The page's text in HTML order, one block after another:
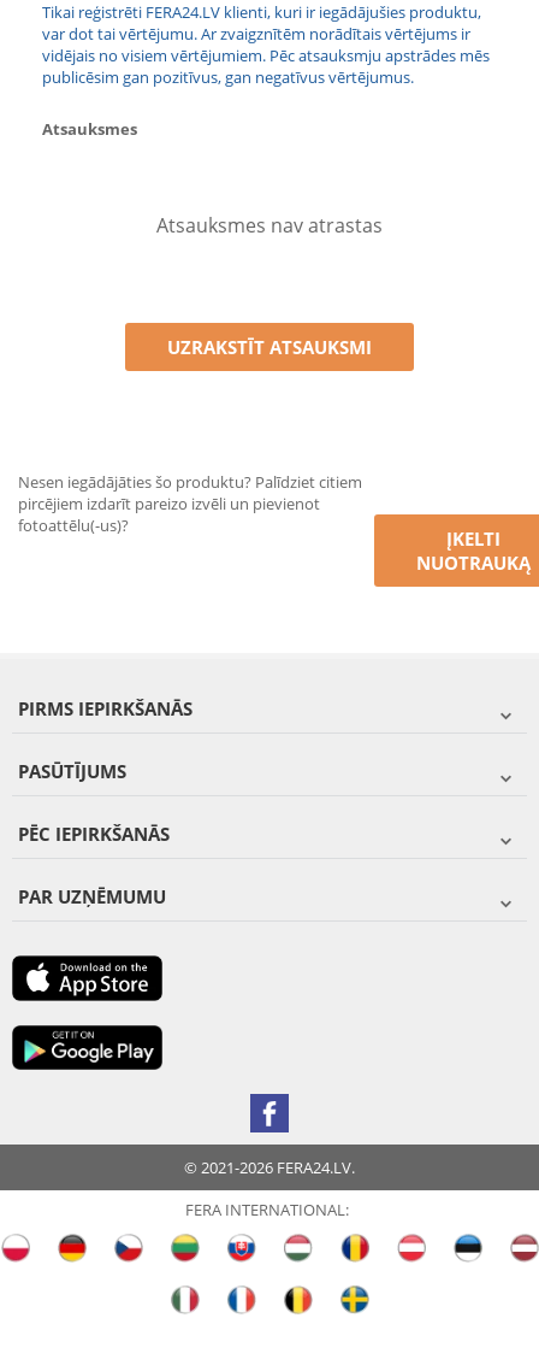
Tikai reģistrēti FERA24.LV klienti, kuri ir iegādājušies produktu,
var dot tai vērtējumu. Ar zvaigznītēm norādītais vērtējums ir
vidējais no visiem vērtējumiem. Pēc atsauksmju apstrādes mēs
publicēsim gan pozitīvus, gan negatīvus vērtējumus.
Atsauksmes
Atsauksmes nav atrastas
UZRAKSTĪT ATSAUKSMI
Nesen iegādājāties šo produktu? Palīdziet citiem
pircējiem izdarīt pareizo izvēli un pievienot
fotoattēlu(-us)?
ĮKELTI
NUOTRAUKĄ
PIRMS IEPIRKŠANĀS
PASŪTĪJUMS
PĒC IEPIRKŠANĀS
PAR UZŅĒMUMU
© 2021-2026 FERA24.LV.
FERA INTERNATIONAL: